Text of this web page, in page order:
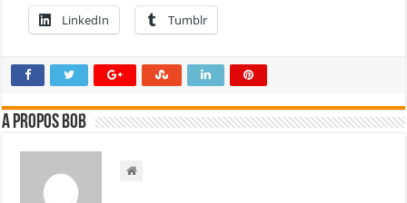
LinkedIn Tumblr
A propos bOb